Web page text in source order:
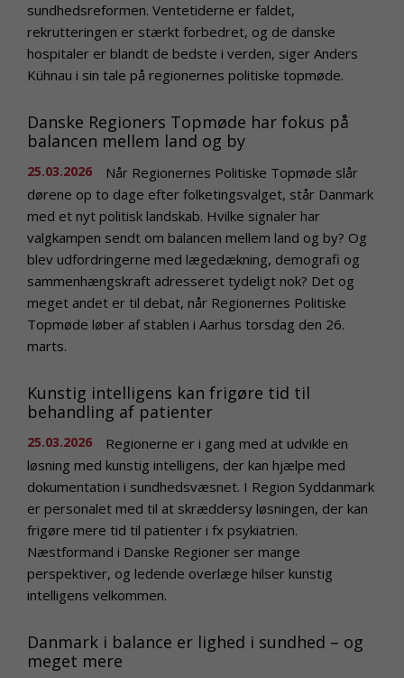
sundhedsreformen. Ventetiderne er faldet,
rekrutteringen er stærkt forbedret, og de danske
hospitaler er blandt de bedste i verden, siger Anders
Kühnau i sin tale på regionernes politiske topmøde.
Danske Regioners Topmøde har fokus på
balancen mellem land og by
25.03.2026
Når Regionernes Politiske Topmøde slår
dørene op to dage efter folketingsvalget, står Danmark
med et nyt politisk landskab. Hvilke signaler har
valgkampen sendt om balancen mellem land og by? Og
blev udfordringerne med lægedækning, demografi og
sammenhængskraft adresseret tydeligt nok? Det og
meget andet er til debat, når Regionernes Politiske
Topmøde løber af stablen i Aarhus torsdag den 26.
marts.
Kunstig intelligens kan frigøre tid til
behandling af patienter
25.03.2026
Regionerne er i gang med at udvikle en
løsning med kunstig intelligens, der kan hjælpe med
dokumentation i sundhedsvæsnet. I Region Syddanmark
er personalet med til at skræddersy løsningen, der kan
frigøre mere tid til patienter i fx psykiatrien.
Næstformand i Danske Regioner ser mange
perspektiver, og ledende overlæge hilser kunstig
intelligens velkommen.
Danmark i balance er lighed i sundhed – og
meget mere